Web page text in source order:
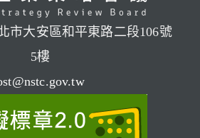
市大安區和平東路二段106號
5樓